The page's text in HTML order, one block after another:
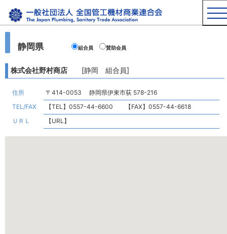
静岡県 組合員 賛助会員
株式会社野村商店 [静岡 組合員]
住所
〒414-0053 静岡県伊東市荻 578-216
TEL/FAX
【TEL】0557-44-6600 【FAX】0557-44-6618
ＵＲＬ
【URL】